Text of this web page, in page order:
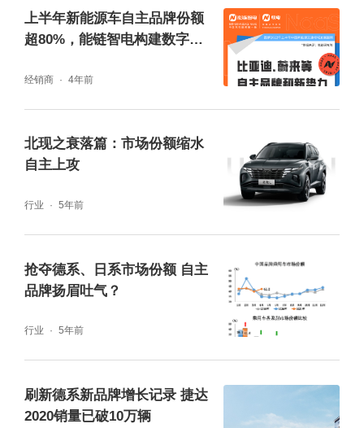
从品牌竞争中不难看出，明星车型销量的优劣
决定了品牌的走势，而长城近些年押宝新品
牌，且在新品牌竞争力还并不突出的情况下，
流车市，而是投身玩家行列，无法培养出H6那
上半年新能源车自主品牌份额
超80%，能链智电构建数字化
经销商 4年前
北现之衰落篇：市场份额缩水
自主上攻
行业 5年前
抢夺德系、日系市场份额 自主
品牌扬眉吐气？
行业 5年前
刷新德系新品牌增长记录 捷达
2020销量已破10万辆